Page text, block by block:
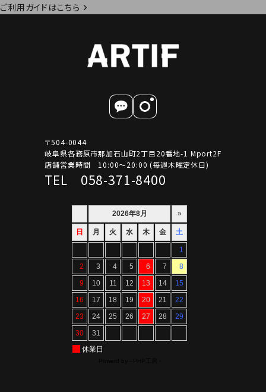
ご利用ガイドはこちら
〒504-0044
岐阜県各務原市那加石山町2丁目20番地-1 Mport2F
店舗営業時間 10:00～20:00 (毎週木曜定休日)
TEL 058-371-8400